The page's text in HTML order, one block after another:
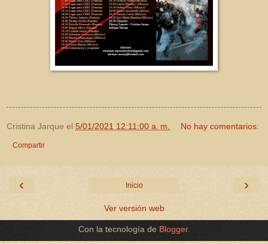
Cristina Jarque el 5/01/2021 12:11:00 a. m. No hay comentarios:
Compartir
‹ ›
Inicio
Ver versión web
Con la tecnología de Blogger.